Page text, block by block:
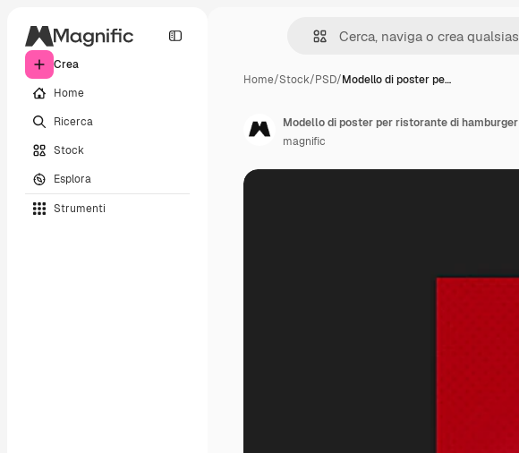
Crea
Home
Ricerca
Stock
Esplora
Strumenti
Home/Stock/PSD/Modello di poster pe…
Modello di poster per ristorante di hamburger
magnific